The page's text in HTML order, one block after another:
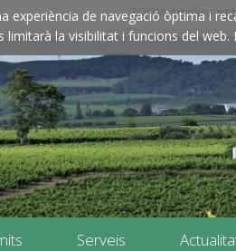
de navegació òptima i
limitarà la visibilitat i funcions del
ZOOM: Amplieu
Serveis